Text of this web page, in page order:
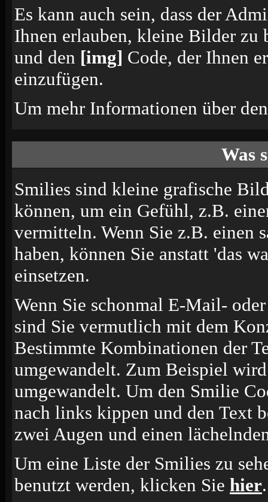
Es kann auch sein, dass der
Ihnen erlauben, kleine Bilder zu
und den [img] Code, der Ihnen
einzufügen.
Um mehr Informationen über
Was
Smilies sind kleine grafische
können, um ein Gefühl, z.B.
vermitteln. Wenn Sie z.B. einen
haben, können Sie anstatt 'das
einsetzen.
Wenn Sie schonmal E-Mail-
sind Sie vermutlich mit dem
Bestimmte Kombinationen der
umgewandelt. Zum Beispiel
umgewandelt. Um den Smilie
nach links kippen und den Text
zwei Augen und einen
Um eine Liste der Smilies zu
benutzt werden, klicken Sie hier.